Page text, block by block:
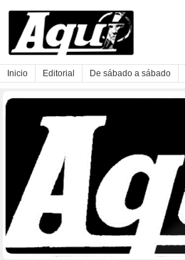
Inicio Editorial De sábado a sábado